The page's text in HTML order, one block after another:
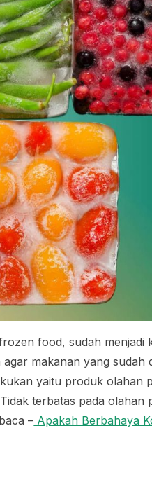
food, sudah menjadi
makanan yang sudah
yaitu produk olahan
terbatas pada olahan
– Apakah Berbahaya